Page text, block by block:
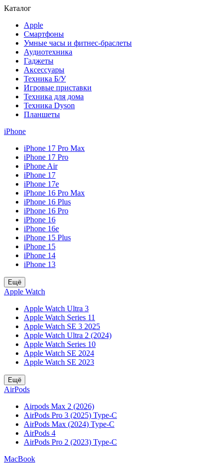
Каталог
Apple
Смартфоны
Умные часы и фитнес-браслеты
Аудиотехника
Гаджеты
Аксессуары
Техника Б/У
Игровые приставки
Техника для дома
Техника Dyson
Планшеты
iPhone
iPhone 17 Pro Max
iPhone 17 Pro
iPhone Air
iPhone 17
iPhone 17e
iPhone 16 Pro Max
iPhone 16 Plus
iPhone 16 Pro
iPhone 16
iPhone 16e
iPhone 15 Plus
iPhone 15
iPhone 14
iPhone 13
Ещё
Apple Watch
Apple Watch Ultra 3
Apple Watch Series 11
Apple Watch SE 3 2025
Apple Watch Ultra 2 (2024)
Apple Watch Series 10
Apple Watch SE 2024
Apple Watch SE 2023
Ещё
AirPods
Airpods Max 2 (2026)
AirPods Pro 3 (2025) Type-C
AirPods Max (2024) Type-C
AirPods 4
AirPods Pro 2 (2023) Type-C
MacBook